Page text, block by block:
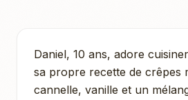
Daniel, 10 ans, adore
sa propre recette de crêpes
cannelle, vanille et un